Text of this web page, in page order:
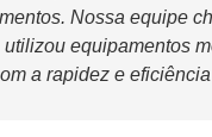
Nossa equipe
equipamentos
a rapidez e